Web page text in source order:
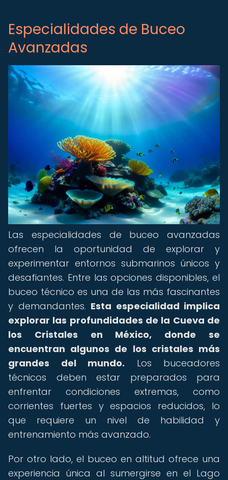
Especialidades de Buceo
Avanzadas
Las especialidades de buceo avanzadas
ofrecen la oportunidad de explorar y
experimentar entornos submarinos únicos y
desafiantes. Entre las opciones disponibles, el
buceo técnico es una de las más fascinantes
y demandantes. Esta especialidad implica
explorar las profundidades de la Cueva de
los Cristales en México, donde se
encuentran algunos de los cristales más
grandes del mundo. Los buceadores
técnicos deben estar preparados para
enfrentar condiciones extremas, como
corrientes fuertes y espacios reducidos, lo
que requiere un nivel de habilidad y
entrenamiento más avanzado.
Por otro lado, el buceo en altitud ofrece una
experiencia única al sumergirse en el Lago